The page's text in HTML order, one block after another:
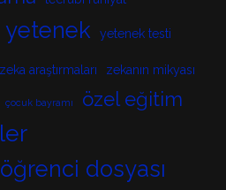
yetenek yetenek testi
zeka araştırmaları zekanın mikyası
çocuk bayramı özel eğitim
dosyası